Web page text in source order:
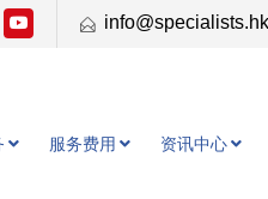
info@specialists.hk
服务费用 资讯中心